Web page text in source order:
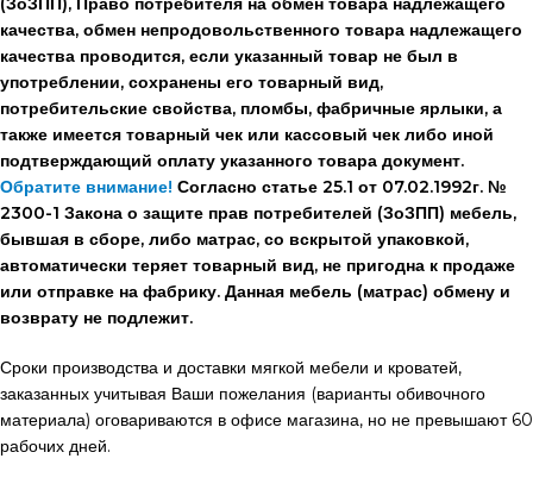
качества, обмен непродовольственного товара надлежащего
качества проводится, если указанный товар не был в
употреблении, сохранены его товарный вид,
потребительские свойства, пломбы, фабричные ярлыки, а
также имеется товарный чек или кассовый чек либо иной
подтверждающий оплату указанного товара документ.
Обратите внимание! Согласно статье 25.1 от 07.02.1992г. №
2300-1 Закона о защите прав потребителей (ЗоЗПП) мебель,
бывшая в сборе, либо матрас, со вскрытой упаковкой,
автоматически теряет товарный вид, не пригодна к продаже
или отправке на фабрику. Данная мебель (матрас) обмену и
возврату не подлежит.
Сроки производства и доставки мягкой мебели и кроватей,
заказанных учитывая Ваши пожелания (варианты обивочного
материала) оговариваются в офисе магазина, но не превышают 60
рабочих дней.